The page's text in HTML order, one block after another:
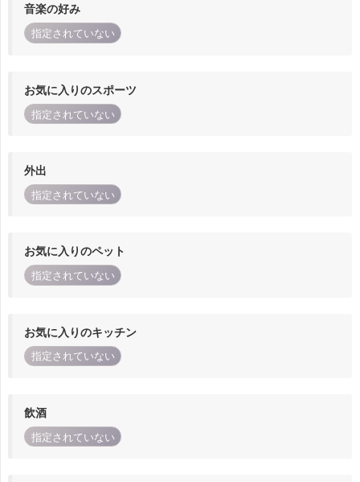
音楽の好み
指定されていない
お気に入りのスポーツ
指定されていない
外出
指定されていない
お気に入りのペット
指定されていない
お気に入りのキッチン
指定されていない
飲酒
指定されていない